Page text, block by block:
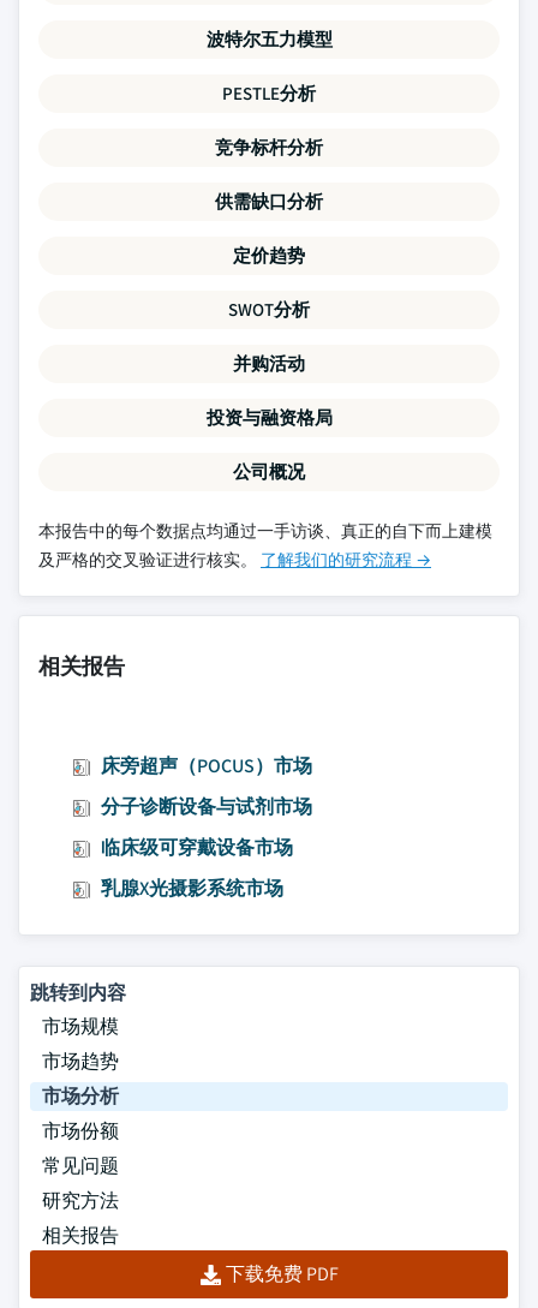
波特尔五力模型
PESTLE分析
竞争标杆分析
供需缺口分析
定价趋势
SWOT分析
并购活动
投资与融资格局
公司概况
本报告中的每个数据点均通过一手访谈、真正的自下而上建模
及严格的交叉验证进行核实。 了解我们的研究流程 →
相关报告
床旁超声（POCUS）市场
分子诊断设备与试剂市场
临床级可穿戴设备市场
乳腺X光摄影系统市场
跳转到内容
市场规模
市场趋势
市场分析
市场份额
常见问题
研究方法
相关报告
下载免费 PDF